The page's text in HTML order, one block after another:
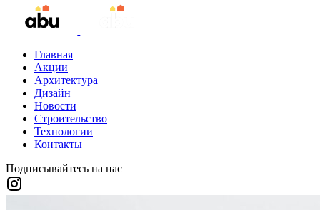
Главная
Акции
Архитектура
Дизайн
Новости
Строительство
Технологии
Контакты
Подписывайтесь на нас